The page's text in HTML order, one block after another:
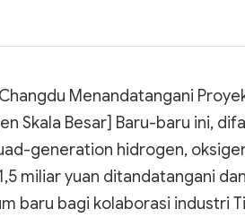
Menandatangani
Skala Besar] Baru-baru ini,
generation hidrogen,
miliar yuan ditandatangani
baru bagi kolaborasi industri